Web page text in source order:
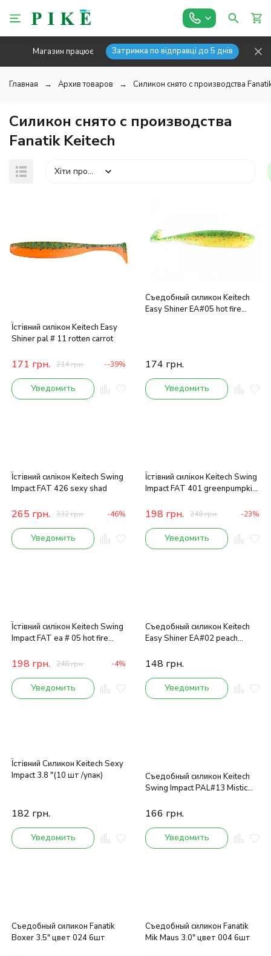
Магазин працює Затримка по відправці до 5 днів
Главная Архив товаров Силикон снято с производства
Силикон снято с производства
Fanatik Keitech
Хіти продажів
Їстівний силікон Keitech Easy
Shiner pal # 11 rotten carrot
171 грн. 214грн. --39%
Уведомить
Съедобный силикон Keitech
Easy Shiner EA#05 hot fire
174 грн.
Уведомить
Їстівний силікон Keitech Swing
Impact FAT 426 sexy shad
265 грн. 332грн. -46%
Уведомить
Їстівний силікон Keitech Swing
Impact FAT 401 greenpumpkin
198 грн. 248грн. -23%
Уведомить
Їстівний силікон Keitech Swing
Impact FAT ea # 05 hot fire
198 грн. 248грн. -4%
Уведомить
Съедобный силикон Keitech
Easy Shiner EA#02 peach
148 грн.
Уведомить
Їстівний Cиликон Keitech Sexy
Impact 3.8 "(10 шт /упак)
182 грн.
Уведомить
Съедобный силикон Keitech
Swing Impact PAL#13 Mistic
166 грн.
Уведомить
Съедобный силикон Fanatik
Boxer 3.5" цвет 024 6шт
Съедобный силикон Fanatik
Mik Maus 3.0" цвет 004 6шт